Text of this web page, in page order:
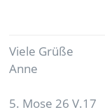
Viele Grüße
Anne
5. Mose 26 V.17